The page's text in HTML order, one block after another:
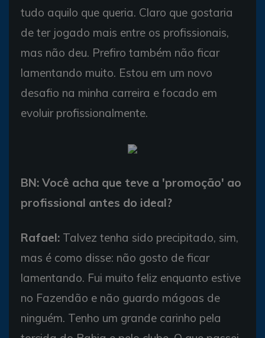
tudo aquilo que queria. Claro que gostaria
de ter jogado mais entre os profissionais,
mas não deu. Prefiro também não ficar
lamentando muito. Estou em um novo
desafio na minha carreira e focado em
evoluir profissionalmente.
BN: Você acha que teve a 'promoção' ao
profissional antes do ideal?
Rafael: Talvez tenha sido precipitado, sim,
mas é como disse: não gosto de ficar
lamentando. Fui muito feliz enquanto estive
no Fazendão e não guardo mágoas de
ninguém. Tenho um grande carinho pela